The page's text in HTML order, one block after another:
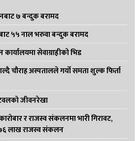
७ बन्दुक बरामद
५५ नाल भरुवा बन्दुक बरामद
कार्यालयमा सेवाग्राहीको भिड
चौराह अस्पतालले गर्यो समता शुल्क फिर्ता
जीवनरेखा
र राजस्व संकलनमा भारी गिरावट,
लाख राजस्व संकलन